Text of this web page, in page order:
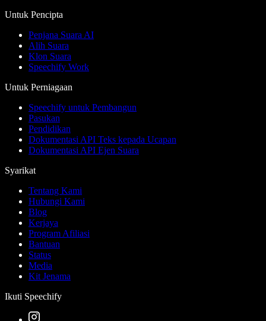
Untuk Pencipta
Penjana Suara AI
Alih Suara
Klon Suara
Speechify Work
Untuk Perniagaan
Speechify untuk Pembangun
Pasukan
Pendidikan
Dokumentasi API Teks kepada Ucapan
Dokumentasi API Ejen Suara
Syarikat
Tentang Kami
Hubungi Kami
Blog
Kerjaya
Program Afiliasi
Bantuan
Status
Media
Kit Jenama
Ikuti Speechify